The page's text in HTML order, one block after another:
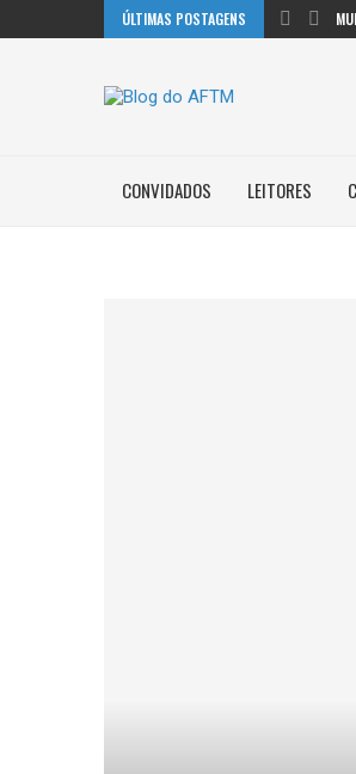
ÚLTIMAS POSTAGENS
CONVIDADOS LEITORES